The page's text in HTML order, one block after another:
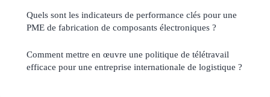
Quels sont les indicateurs de performance clés pour une
PME de fabrication de composants électroniques ?
Comment mettre en œuvre une politique de télétravail
efficace pour une entreprise internationale de logistique ?